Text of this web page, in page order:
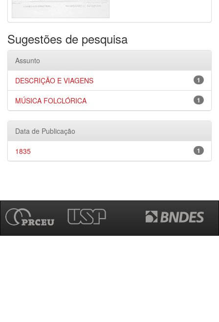
Sugestões de pesquisa
Assunto
1
DESCRIÇÃO E VIAGENS
1
MÚSICA FOLCLÓRICA
Data de Publicação
1
1835